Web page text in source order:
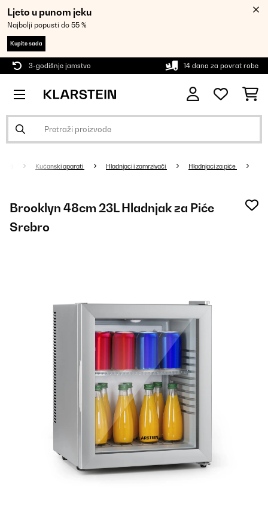
Ljeto u punom jeku
Najbolji popusti do 55 %
Kupite sada
3-godišnje jamstvo 14 dana za povrat robe
Kućanski aparati Hladnjaci i zamrzivači Hladnjaci za piće
Brooklyn 48cm 23L Hladnjak za Piće
Srebro